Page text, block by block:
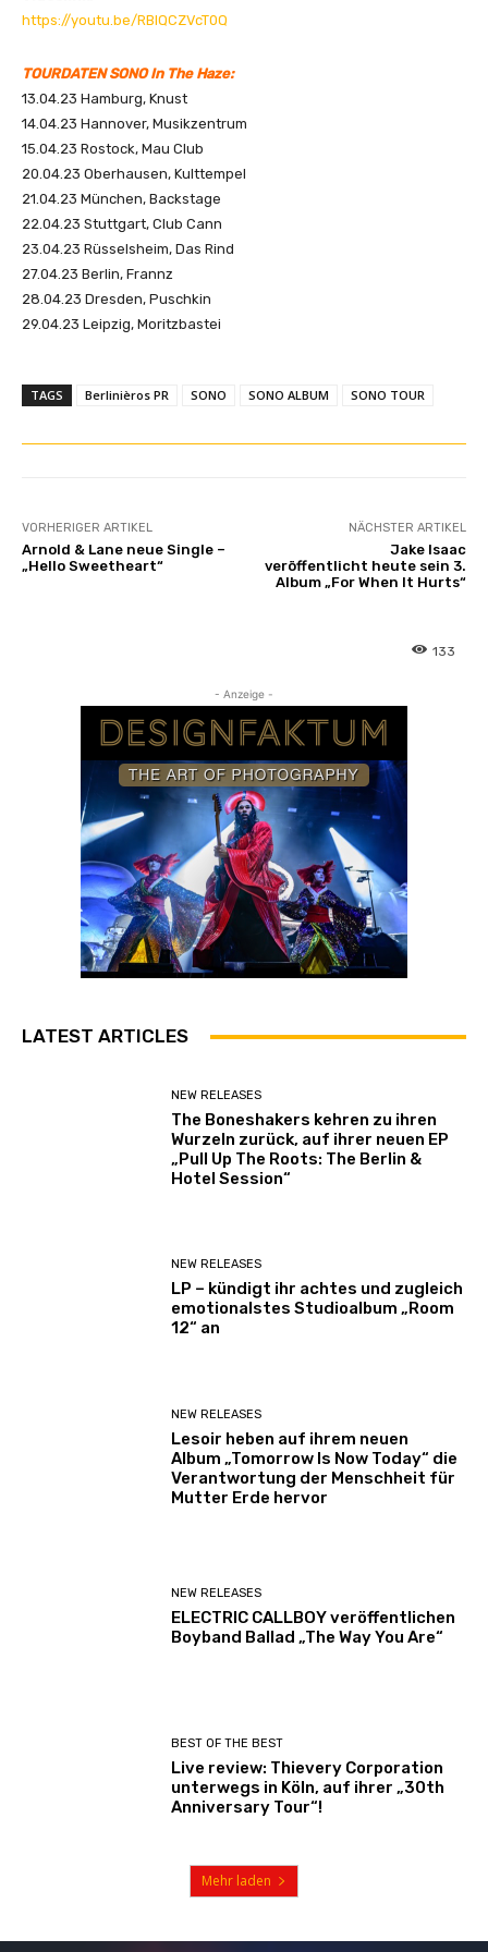
n
e
g
e
n
https://youtu.be/RBIQCZVcT0Q
TOURDATEN SONO In The Haze:
13.04.23 Hamburg, Knust
14.04.23 Hannover, Musikzentrum
15.04.23 Rostock, Mau Club
20.04.23 Oberhausen, Kulttempel
21.04.23 München, Backstage
22.04.23 Stuttgart, Club Cann
23.04.23 Rüsselsheim, Das Rind
27.04.23 Berlin, Frannz
28.04.23 Dresden, Puschkin
29.04.23 Leipzig, Moritzbastei
TAGS Berlinièros PR SONO SONO ALBUM SONO TOUR
VORHERIGER ARTIKEL
Arnold & Lane neue Single –
„Hello Sweetheart“
NÄCHSTER ARTIKEL
Jake Isaac
veröffentlicht heute sein 3.
Album „For When It Hurts“
133
- Anzeige -
LATEST ARTICLES
NEW RELEASES
The Boneshakers kehren zu ihren
Wurzeln zurück, auf ihrer neuen EP
„Pull Up The Roots: The Berlin &
Hotel Session“
NEW RELEASES
LP – kündigt ihr achtes und zugleich
emotionalstes Studioalbum „Room
12“ an
NEW RELEASES
Lesoir heben auf ihrem neuen
Album „Tomorrow Is Now Today“ die
Verantwortung der Menschheit für
Mutter Erde hervor
NEW RELEASES
ELECTRIC CALLBOY veröffentlichen
Boyband Ballad „The Way You Are“
BEST OF THE BEST
Live review: Thievery Corporation
unterwegs in Köln, auf ihrer „30th
Anniversary Tour“!
Mehr laden